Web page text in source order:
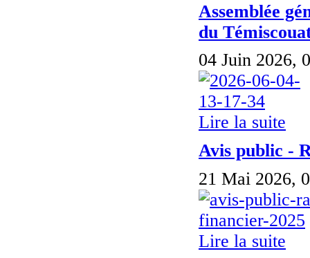
Assemblée
du
04 Juin 2026,
Lire la suite
Avis public -
21 Mai 2026,
Lire la suite